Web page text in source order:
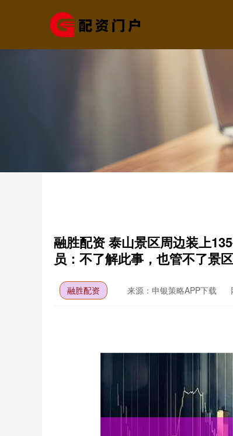
融胜配资 泰山景区周边装上
员：不了解此事，也管不了景
融胜配资 来源：申银策略APP下载